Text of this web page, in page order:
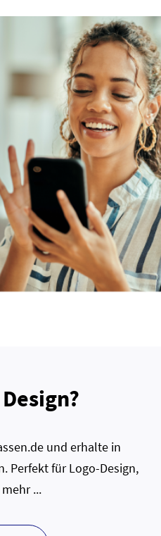
und erhalte in
Perfekt für Logo-Design,
...